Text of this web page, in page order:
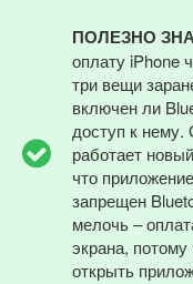
ПОЛЕЗНО
оплату iPhone
три вещи
включен ли
доступ к
работает
что
запрещен
мелочь –
экрана,
открыть